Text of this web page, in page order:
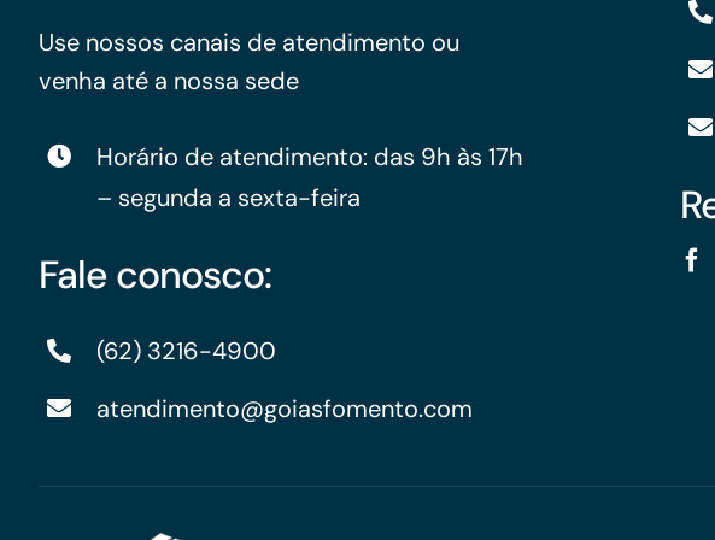
Use nossos canais de atendimento ou
venha até a nossa sede
Horário de atendimento: das 9h às 17h
– segunda a sexta-feira
Fale conosco:
(62) 3216-4900
atendimento@goiasfomento.com